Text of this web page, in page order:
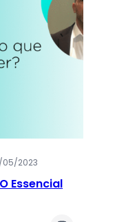
05/2023
Essencial